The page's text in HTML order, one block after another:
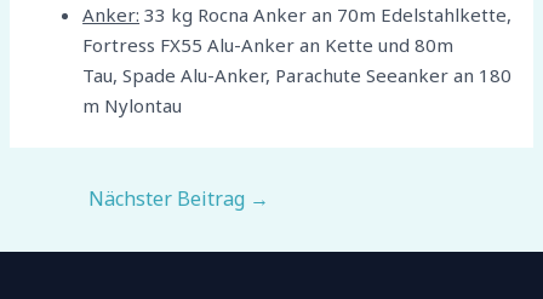
Anker: 33 kg Rocna Anker an 70m Edelstahlkette,
Fortress FX55 Alu-Anker an Kette und 80m
Tau,Spade Alu-Anker, Parachute Seeanker an 180
m Nylontau
BeitragsnavigationNächster Beitrag →